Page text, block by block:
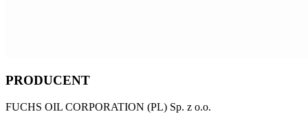
PRODUCENT
FUCHS OIL CORPORATION (PL) Sp. z o.o.